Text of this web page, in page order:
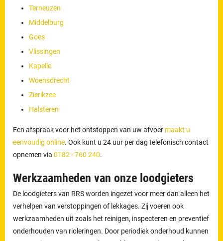
Terneuzen
Middelburg
Goes
Vlissingen
Kapelle
Woensdrecht
Zierikzee
Halsteren
Een afspraak voor het ontstoppen van uw afvoer maakt u
eenvoudig online. Ook kunt u 24 uur per dag telefonisch contact
opnemen via0182 - 760 240.
Werkzaamheden van onze loodgieters
De loodgieters van RRS worden ingezet voor meer dan alleen het
verhelpen van verstoppingen of lekkages. Zij voeren ook
werkzaamheden uit zoals het reinigen, inspecteren en preventief
onderhouden van rioleringen. Door periodiek onderhoud kunnen